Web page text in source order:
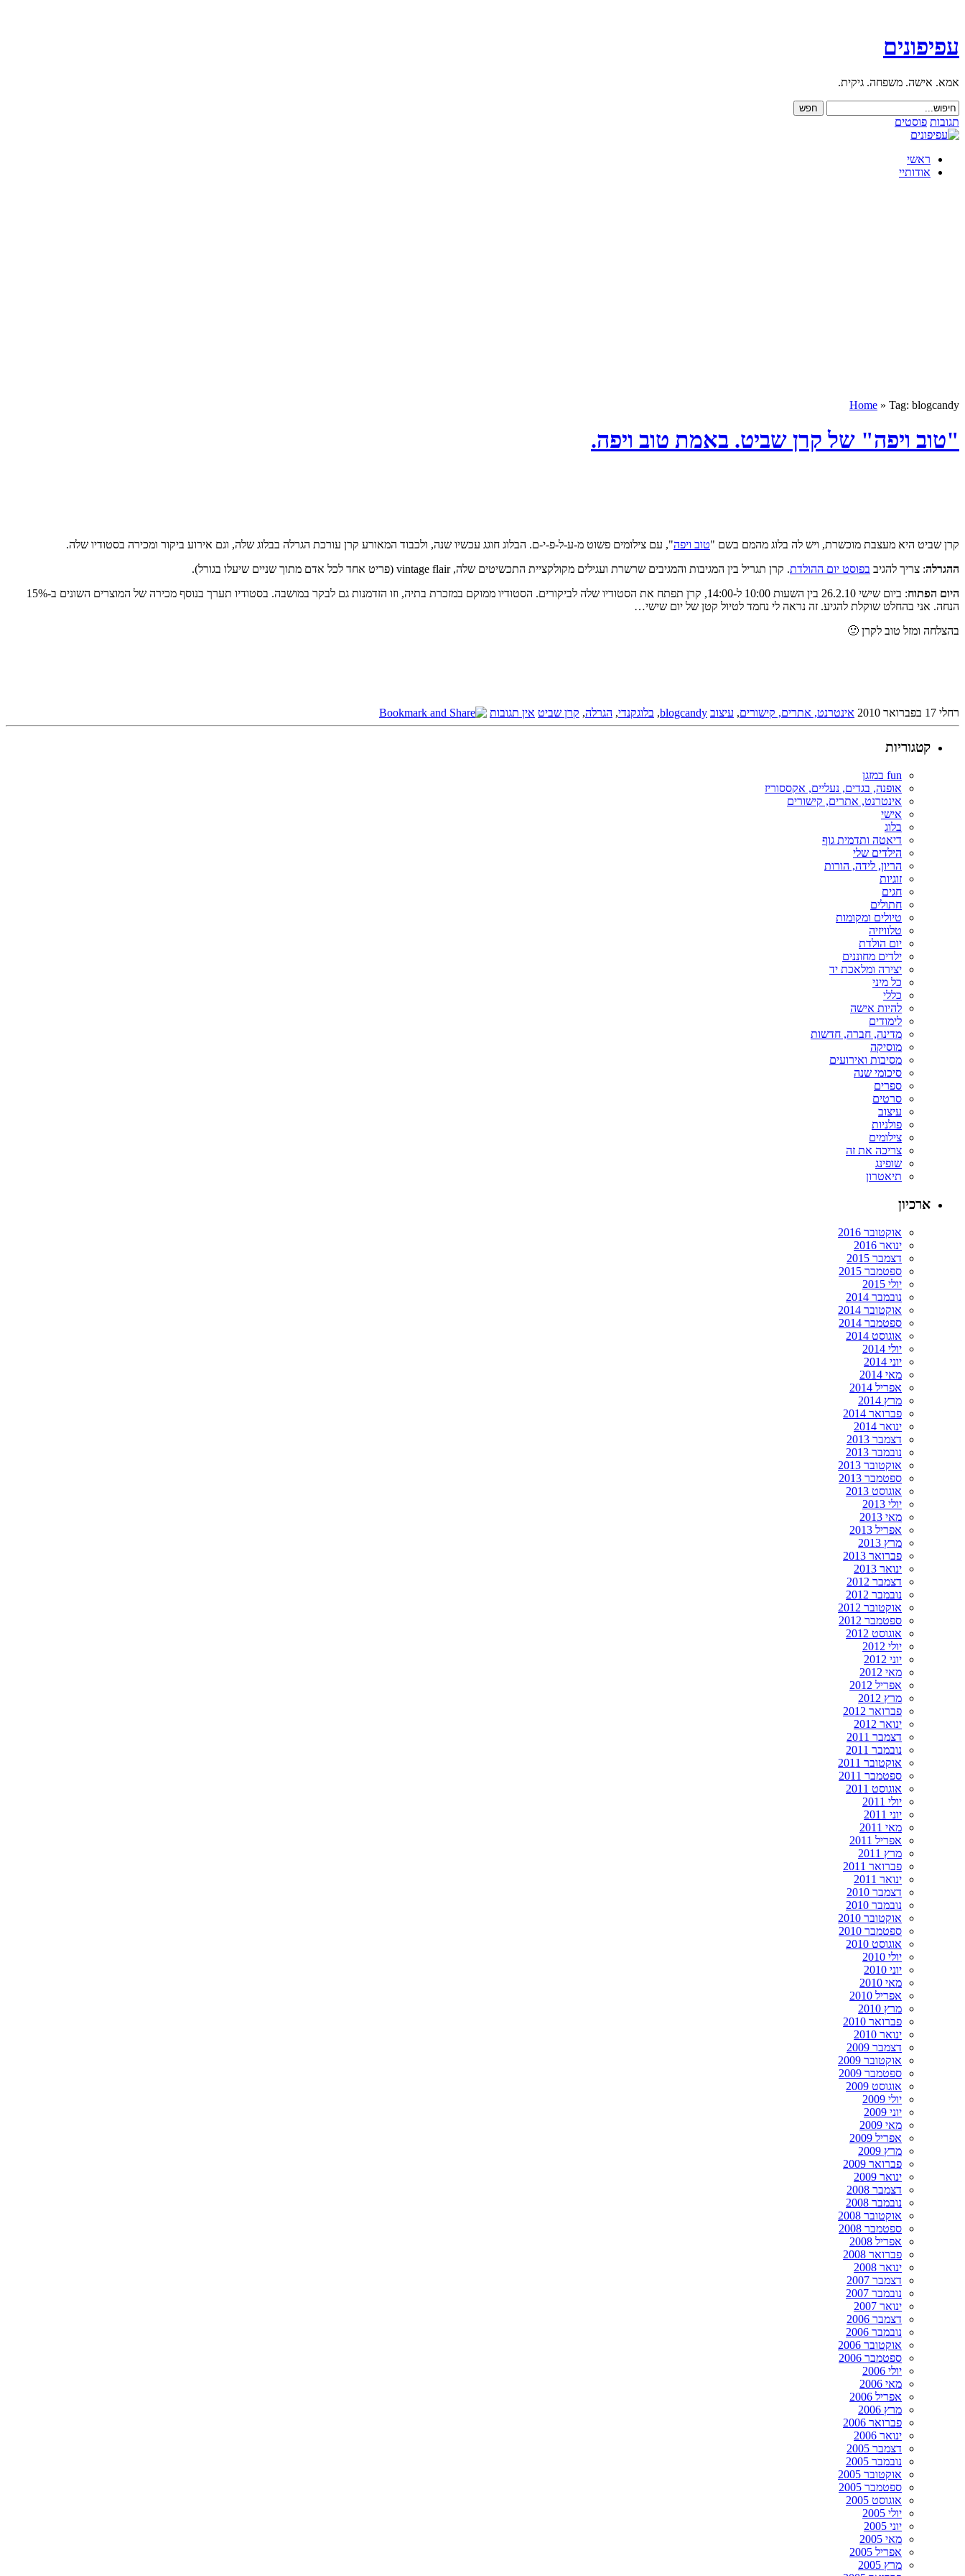
עפיפונים
אמא. אישה. משפחה. גיקית.
תגובות פוסטים
ראשי
אודותיי
Home » Tag: blogcandy
"טוב ויפה" של קרן שביט. באמת טוב ויפה.
קרן שביט היא מעצבת מוכשרת, ויש לה בלוג מהמם בשם "טוב ויפה", עם צילומים פשוט מ-ע-ל-פ-י-ם. הבלוג חוגג עכשיו שנה, ולכבוד המאורע קרן עורכת הגרלה בבלוג שלה, וגם אירוע ביקור ומכירה בסטודיו שלה.
ההגרלה: צריך להגיב בפוסט יום ההולדת. קרן תגריל בין המגיבות והמגיבים שרשרת ועגילים מקולקציית התכשיטים שלה, vintage flair (פריט אחד לכל אדם מתוך שניים שיעלו בגורל).
היום הפתוח
: ביום שישי 26.2.10 בין השעות 10:00 ל-14:00, קרן תפתח את הסטודיו שלה לביקורים. הסטודיו ממוקם במזכרת בתיה, וזו הזדמנות גם לבקר במושבה. בסטודיו תערך בנוסף מכירה של המוצרים השונים ב-15%
הנחה. אני בהחלט שוקלת להגיע. זה נראה לי נחמד לטיול קטן של יום שישי…
בהצלחה ומזל טוב לקרן 🙂
רחלי 17 בפברואר 2010 אינטרנט, אתרים, קישורים, עיצוב blogcandy
, בלוגקנדי, הגרלה, קרן שביט אין תגובות
קטגוריות
fun במזגן
אופנה, בגדים, נעליים, אקססוריז
אינטרנט, אתרים, קישורים
אישי
בלוג
דיאטה ותדמית גוף
הילדים שלי
הריון, לידה, הורות
זוגיות
חגים
חתולים
טיולים ומקומות
טלוויזיה
יום הולדת
ילדים מחוננים
יצירה ומלאכת יד
כל מיני
כללי
להיות אישה
לימודים
מדינה, חברה, חדשות
מוסיקה
מסיבות ואירועים
סיכומי שנה
ספרים
סרטים
עיצוב
פולניות
צילומים
צריכה את זה
שופינג
תיאטרון
ארכיון
אוקטובר 2016
ינואר 2016
דצמבר 2015
ספטמבר 2015
יולי 2015
נובמבר 2014
אוקטובר 2014
ספטמבר 2014
אוגוסט 2014
יולי 2014
יוני 2014
מאי 2014
אפריל 2014
מרץ 2014
פברואר 2014
ינואר 2014
דצמבר 2013
נובמבר 2013
אוקטובר 2013
ספטמבר 2013
אוגוסט 2013
יולי 2013
מאי 2013
אפריל 2013
מרץ 2013
פברואר 2013
ינואר 2013
דצמבר 2012
נובמבר 2012
אוקטובר 2012
ספטמבר 2012
אוגוסט 2012
יולי 2012
יוני 2012
מאי 2012
אפריל 2012
מרץ 2012
פברואר 2012
ינואר 2012
דצמבר 2011
נובמבר 2011
אוקטובר 2011
ספטמבר 2011
אוגוסט 2011
יולי 2011
יוני 2011
מאי 2011
אפריל 2011
מרץ 2011
פברואר 2011
ינואר 2011
דצמבר 2010
נובמבר 2010
אוקטובר 2010
ספטמבר 2010
אוגוסט 2010
יולי 2010
יוני 2010
מאי 2010
אפריל 2010
מרץ 2010
פברואר 2010
ינואר 2010
דצמבר 2009
אוקטובר 2009
ספטמבר 2009
אוגוסט 2009
יולי 2009
יוני 2009
מאי 2009
אפריל 2009
מרץ 2009
פברואר 2009
ינואר 2009
דצמבר 2008
נובמבר 2008
אוקטובר 2008
ספטמבר 2008
אפריל 2008
פברואר 2008
ינואר 2008
דצמבר 2007
נובמבר 2007
ינואר 2007
דצמבר 2006
נובמבר 2006
אוקטובר 2006
ספטמבר 2006
יולי 2006
מאי 2006
אפריל 2006
מרץ 2006
פברואר 2006
ינואר 2006
דצמבר 2005
נובמבר 2005
אוקטובר 2005
ספטמבר 2005
אוגוסט 2005
יולי 2005
יוני 2005
מאי 2005
אפריל 2005
מרץ 2005